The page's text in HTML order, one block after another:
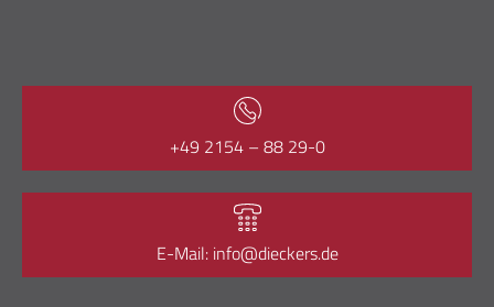
+49 2154 – 88 29-0
E-Mail: info@dieckers.de